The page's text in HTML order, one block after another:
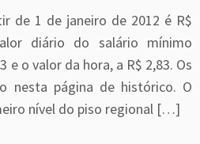
de 1 de janeiro de 2012 é R$
diário do salário mínimo
e o valor da hora, a R$ 2,83. Os
nesta página de histórico. O
nível do piso regional […]